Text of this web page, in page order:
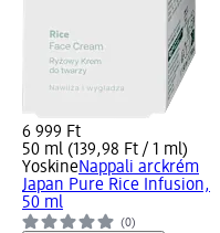
6 999 Ft
50 ml (139,98 Ft / 1 ml)
YoskineNappali arckrém
Japan Pure Rice Infusion,
50 ml
(0)